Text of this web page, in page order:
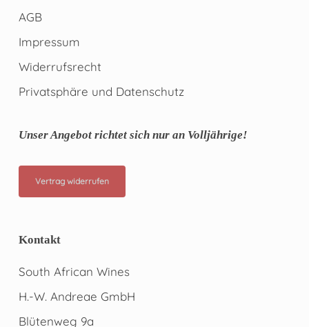
AGB
Impressum
Widerrufsrecht
Privatsphäre und Datenschutz
Unser Angebot richtet sich nur an Volljährige!
Vertrag widerrufen
Kontakt
South African Wines
H.-W. Andreae GmbH
Blütenweg 9a